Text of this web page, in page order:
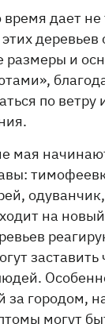
время дает не
размеры и
по ветру
мая
на
заставить
за городом,
могут